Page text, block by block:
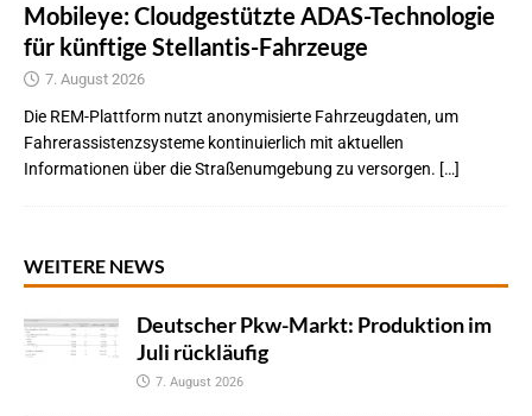
Mobileye: Cloudgestützte ADAS-Technologie
für künftige Stellantis-Fahrzeuge
7. August 2026
Die REM-Plattform nutzt anonymisierte Fahrzeugdaten, um
Fahrerassistenzsysteme kontinuierlich mit aktuellen
Informationen über die Straßenumgebung zu versorgen. […]
WEITERE NEWS
Deutscher Pkw-Markt: Produktion im
Juli rückläufig
7. August 2026